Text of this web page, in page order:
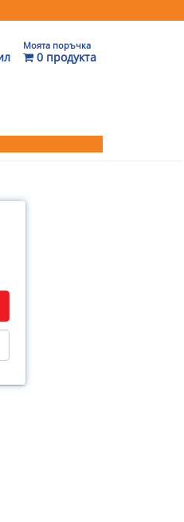
Моята поръчка
0 продукта